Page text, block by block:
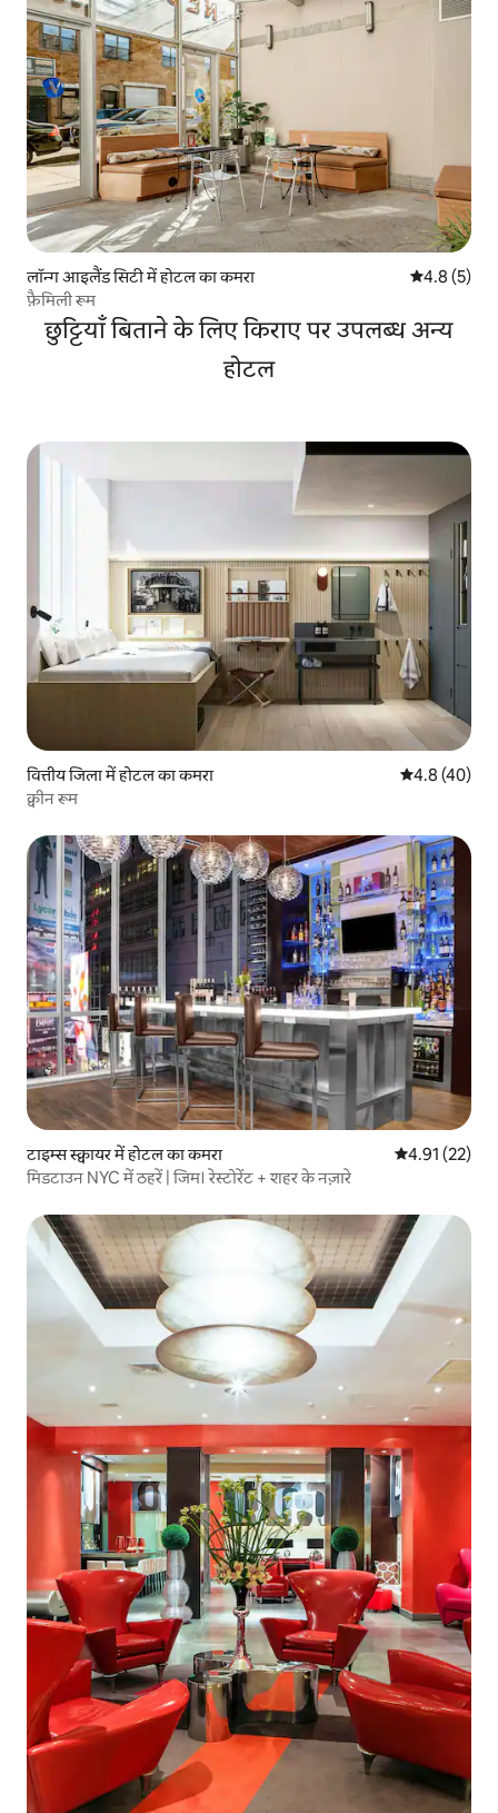
लॉन्ग आइलैंड सिटी में होटल का कमरा औसत रेटिंग 5
4.8 (5)
फ़ैमिली रूम
छुट्टियाँ बिताने के लिए किराए पर उपलब्ध अन्य
होटल
वित्तीय जिला में होटल का कमरा औसत रेटिंग 5
4.8 (40)
क्वीन रूम
टाइम्स स्क्वायर में होटल का कमरा औसत रेटिंग 5 में
4.91 (22)
मिडटाउन NYC में ठहरें | जिम। रेस्टोरेंट + शहर के नज़ारे